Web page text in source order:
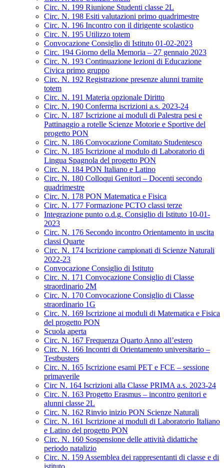
Circ. N. 199 Riunione Studenti classe 2L
Circ. N. 198 Esiti valutazioni primo quadrimestre
Circ. N. 196 Incontro con il dirigente scolastico
Circ. N. 195 Utilizzo totem
Convocazione Consiglio di Istituto 01-02-2023
Circ. 194 Giorno della Memoria – 27 gennaio 2023
Circ. N. 193 Continuazione lezioni di Educazione
Civica primo gruppo
Circ. N. 192 Registrazione presenze alunni tramite
totem
Circ. N. 191 Materia opzionale Diritto
Circ. N. 190 Conferma iscrizioni a.s. 2023-24
Circ. N. 187 Iscrizione ai moduli di Palestra pesi e
Pattinaggio a rotelle Scienze Motorie e Sportive del
progetto PON
Circ. N. 186 Convocazione Comitato Studentesco
Circ. N. 185 Iscrizione al modulo di Laboratorio di
Lingua Spagnola del progetto PON
Circ. N. 184 PON Italiano e Latino
Circ. N. 180 Colloqui Genitori – Docenti secondo
quadrimestre
Circ. N. 178 PON Matematica e Fisica
Circ. N. 177 Formazione PCTO classi terze
Integrazione punto o.d.g. Consiglio di Istituto 10-01-
2023
Circ. N. 176 Secondo incontro Orientamento in uscita
classi Quarte
Circ. N. 174 Iscrizione campionati di Scienze Naturali
2022-23
Convocazione Consiglio di Istituto
Circ. N. 171 Convocazione Consiglio di Classe
straordinario 2M
Circ. N. 170 Convocazione Consiglio di Classe
straordinario 1G
Circ. N. 169 Iscrizione ai moduli di Matematica e Fisica
del progetto PON
Scuola aperta
Circ. N. 167 Frequenza Quarto Anno all’estero
Circ. N. 166 Incontri di Orientamento universitario –
Testbusters
Circ. N. 165 Iscrizione esami PET e FCE – sessione
primaverile
Circ N. 164 Iscrizioni alla Classe PRIMA a.s. 2023-24
Circ. N. 163 Progetto Erasmus – incontro genitori e
alunni classe 2L
Circ. N. 162 Rinvio inizio PON Scienze Naturali
Circ. N. 161 Iscrizione ai moduli di Laboratorio Italiano
e Latino del progetto PON
Circ. N. 160 Sospensione delle attività didattiche
periodo natalizio
Circ. N. 159 Assemblea dei rappresentanti di classe e di